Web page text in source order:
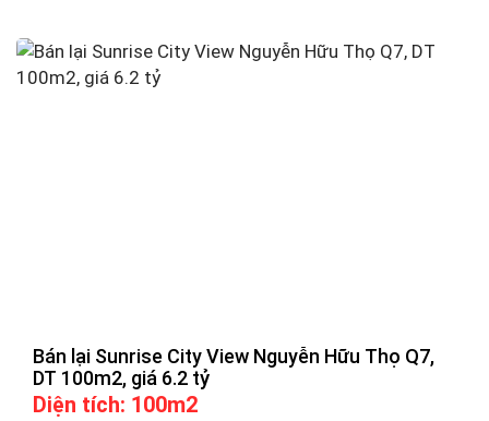
Bán lại Sunrise City View Nguyễn Hữu Thọ Q7,
DT 100m2, giá 6.2 tỷ
Diện tích: 100m2